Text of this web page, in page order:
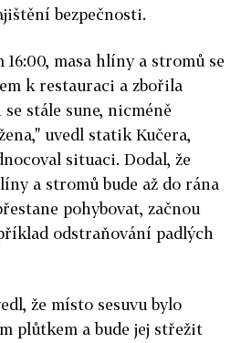
bezpečnosti.
16:00, masa hlíny a stromů se
k restauraci a zbořila
stále sune, nicméně
uvedl statik Kučera,
situaci. Dodal, že
a stromů bude až do rána
pohybovat, začnou
odstraňování padlých
že místo sesuvu bylo
plůtkem a bude jej střežit